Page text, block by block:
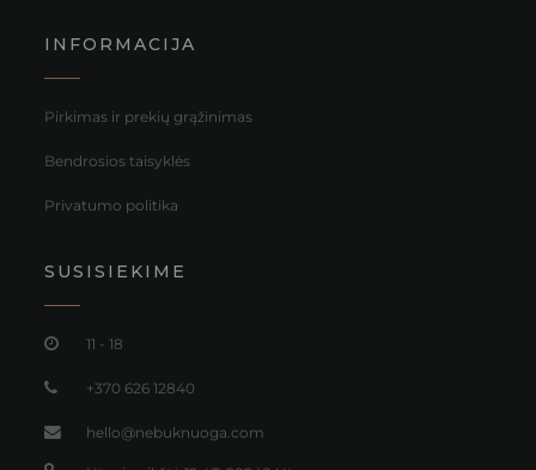
95,00